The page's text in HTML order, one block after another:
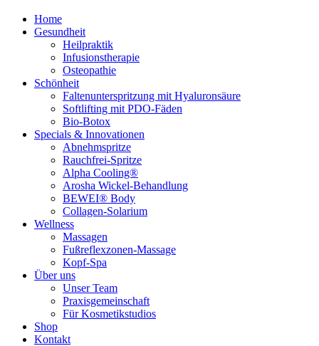
Home
Gesundheit
Heilpraktik
Infusionstherapie
Osteopathie
Schönheit
Faltenunterspritzung mit Hyaluronsäure
Softlifting mit PDO-Fäden
Bio-Botox
Specials & Innovationen
Abnehmspritze
Rauchfrei-Spritze
Alpha Cooling®
Arosha Wickel-Behandlung
BEWEI® Body
Collagen-Solarium
Wellness
Massagen
Fußreflexzonen-Massage
Kopf-Spa
Über uns
Unser Team
Praxisgemeinschaft
Für Kosmetikstudios
Shop
Kontakt